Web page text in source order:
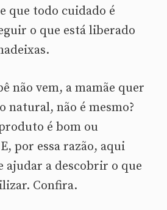
que todo cuidado é
o que está liberado
não vem, a mamãe quer
natural, não é mesmo?
é bom ou
por essa razão, aqui
ajudar a descobrir o que
Confira.